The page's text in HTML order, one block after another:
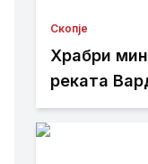
Скопје
Храбри
реката